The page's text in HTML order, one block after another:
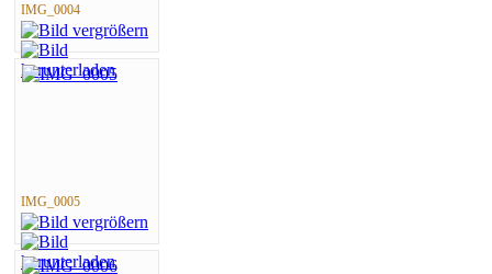
IMG_0004
IMG_0005